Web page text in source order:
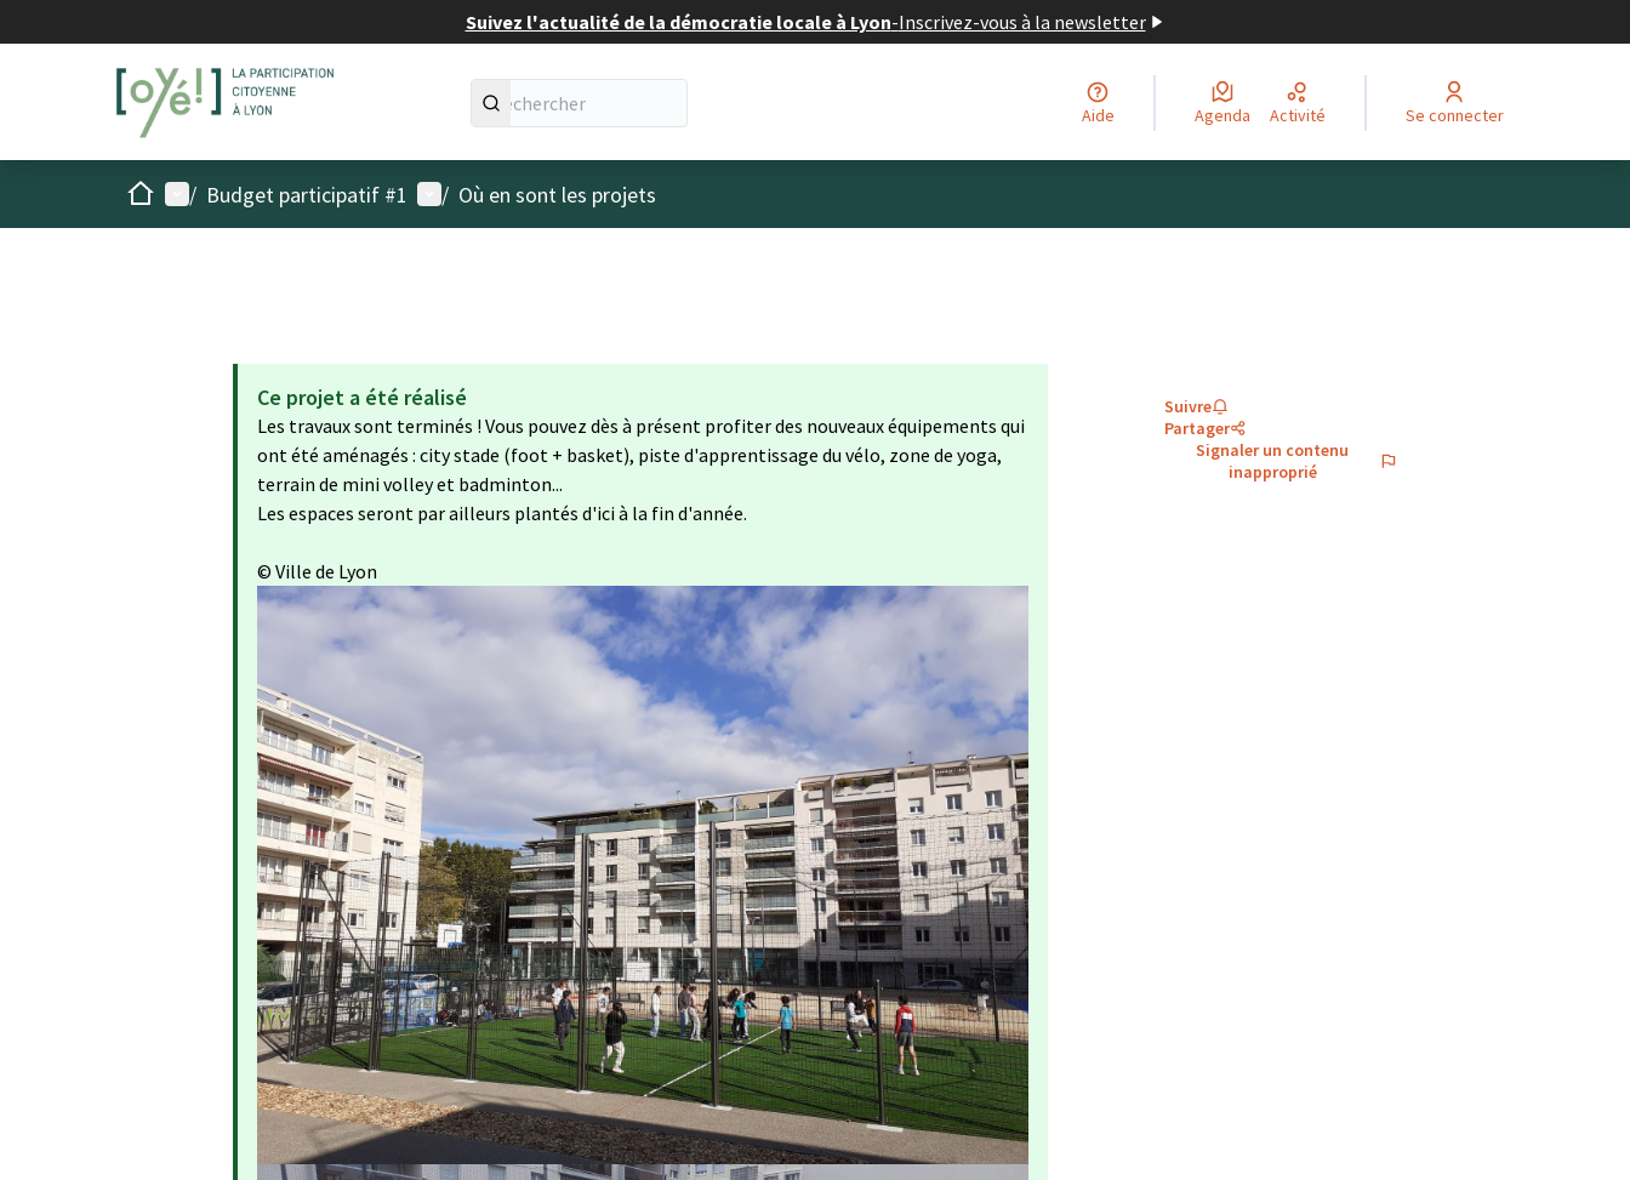
Suivez l'actualité de la démocratie locale à Lyon-Inscrivez-vous à la newsletter
Aide Agenda Activité Se connecter
AccueilMenu principal
/ Budget participatif #1 Menu utilisateur
/ Où en sont les projets
Ce projet a été réalisé
Les travaux sont terminés ! Vous pouvez dès à présent profiter des nouveaux équipements qui
ont été aménagés : city stade (foot + basket), piste d'apprentissage du vélo, zone de yoga,
terrain de mini volley et badminton...
Les espaces seront par ailleurs plantés d'ici à la fin d'année.
© Ville de Lyon
Suivre
Partager
Signaler un contenu
inapproprié